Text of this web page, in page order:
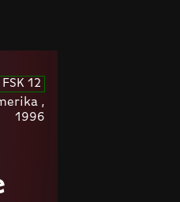
FSK 12
,
1996